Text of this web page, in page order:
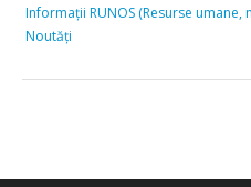
Informații RUNOS (Resurse
Noutăți